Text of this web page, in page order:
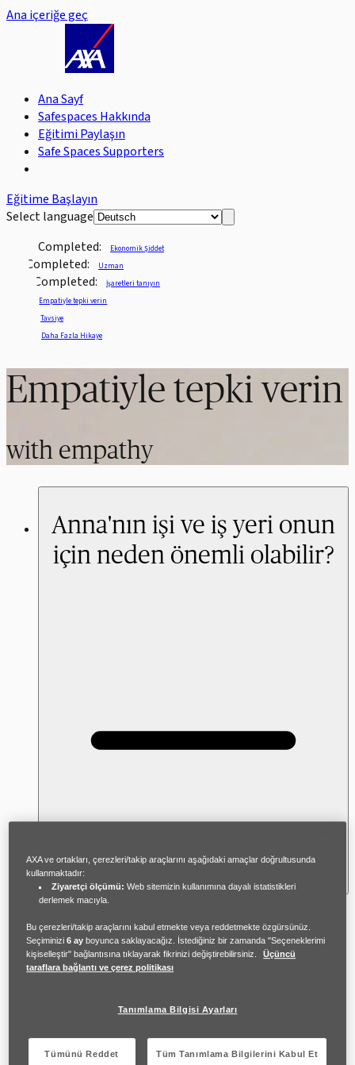
Ana içeriğe geç
Ana Sayf
Safespaces Hakkında
Eğitimi Paylaşın
Safe Spaces Supporters
Eğitime Başlayın
Select language
Completed:
Ekonomik Şiddet
Completed: Uzman
Completed:
İşaretleri tanıyın
Empatiyle tepki verin
Tavsiye
Daha Fazla Hikaye
Empatiyle tepki verin
with empathy
Anna'nın işi ve iş yeri onun
için neden önemli olabilir?
Anna'nın işi kendine güvenini artırmasına
yardımcı olabilir. Leo'nun günlük saldırıları
Anna'nın kendine olan güvenini zedeleyebilir
duygusu verebilir.
Anna için ofise gelmek geçici bir rahatlama
AXA ve ortakları, çerezleri/takip araçlarını aşağıdaki amaçlar doğrultusunda
kullanmaktadır:
Ziyaretçi ölçümü: Web sitemizin kullanımına dayalı istatistikleri
derlemek macıyla.
Bu çerezleri/takip araçlarını kabul etmekte veya reddetmekte özgürsünüz.
Seçiminizi6 ay boyunca saklayacağız. İstediğiniz bir zamanda "Seçeneklerimi
kişiselleştir" bağlantısına tıklayarak fikrinizi değiştirebilirsiniz.
Üçüncü
taraflara bağlantı ve çerez politikası
Tanımlama Bilgisi Ayarları
Tümünü Reddet Tüm Tanımlama Bilgilerini Kabul Et